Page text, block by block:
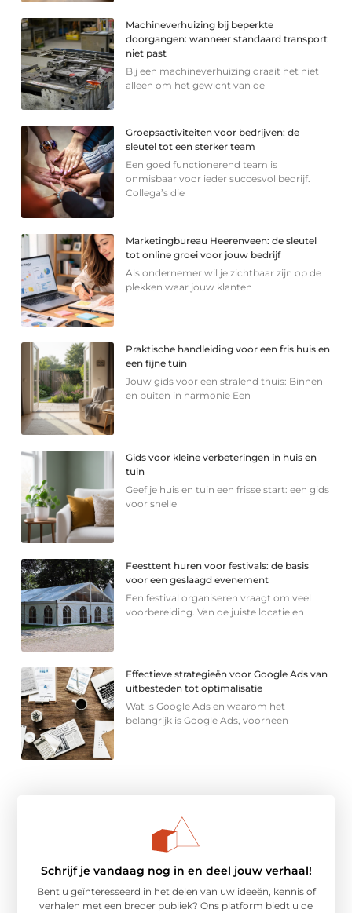
Machineverhuizing bij beperkte
doorgangen: wanneer standaard transport
niet past
Bij een machineverhuizing draait het niet
alleen om het gewicht van de
Groepsactiviteiten voor bedrijven: de
sleutel tot een sterker team
Een goed functionerend team is
onmisbaar voor ieder succesvol bedrijf.
Collega’s die
Marketingbureau Heerenveen: de sleutel
tot online groei voor jouw bedrijf
Als ondernemer wil je zichtbaar zijn op de
plekken waar jouw klanten
Praktische handleiding voor een fris huis en
een fijne tuin
Jouw gids voor een stralend thuis: Binnen
en buiten in harmonie Een
Gids voor kleine verbeteringen in huis en
tuin
Geef je huis en tuin een frisse start: een gids
voor snelle
Feesttent huren voor festivals: de basis
voor een geslaagd evenement
Een festival organiseren vraagt om veel
voorbereiding. Van de juiste locatie en
Effectieve strategieën voor Google Ads van
uitbesteden tot optimalisatie
Wat is Google Ads en waarom het
belangrijk is Google Ads, voorheen
Schrijf je vandaag nog in en deel jouw verhaal!
Bent u geïnteresseerd in het delen van uw ideeën, kennis of
verhalen met een breder publiek? Ons platform biedt u de